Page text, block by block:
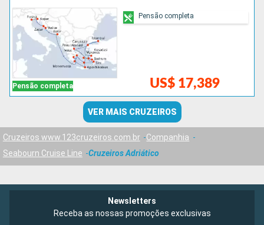
Pensão completa US$ 17,389
Pensão completa
VER MAIS CRUZEIROS
Cruzeiros www.123cruzeiros.com.br
Companhia
Seabourn Cruise Line
Cruzeiros Adriático
Newsletters
Receba as nossas promoções exclusivas